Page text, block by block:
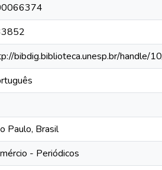
bibdig.biblioteca.unesp.br/handle/
Paulo, Brasil
- Periódicos